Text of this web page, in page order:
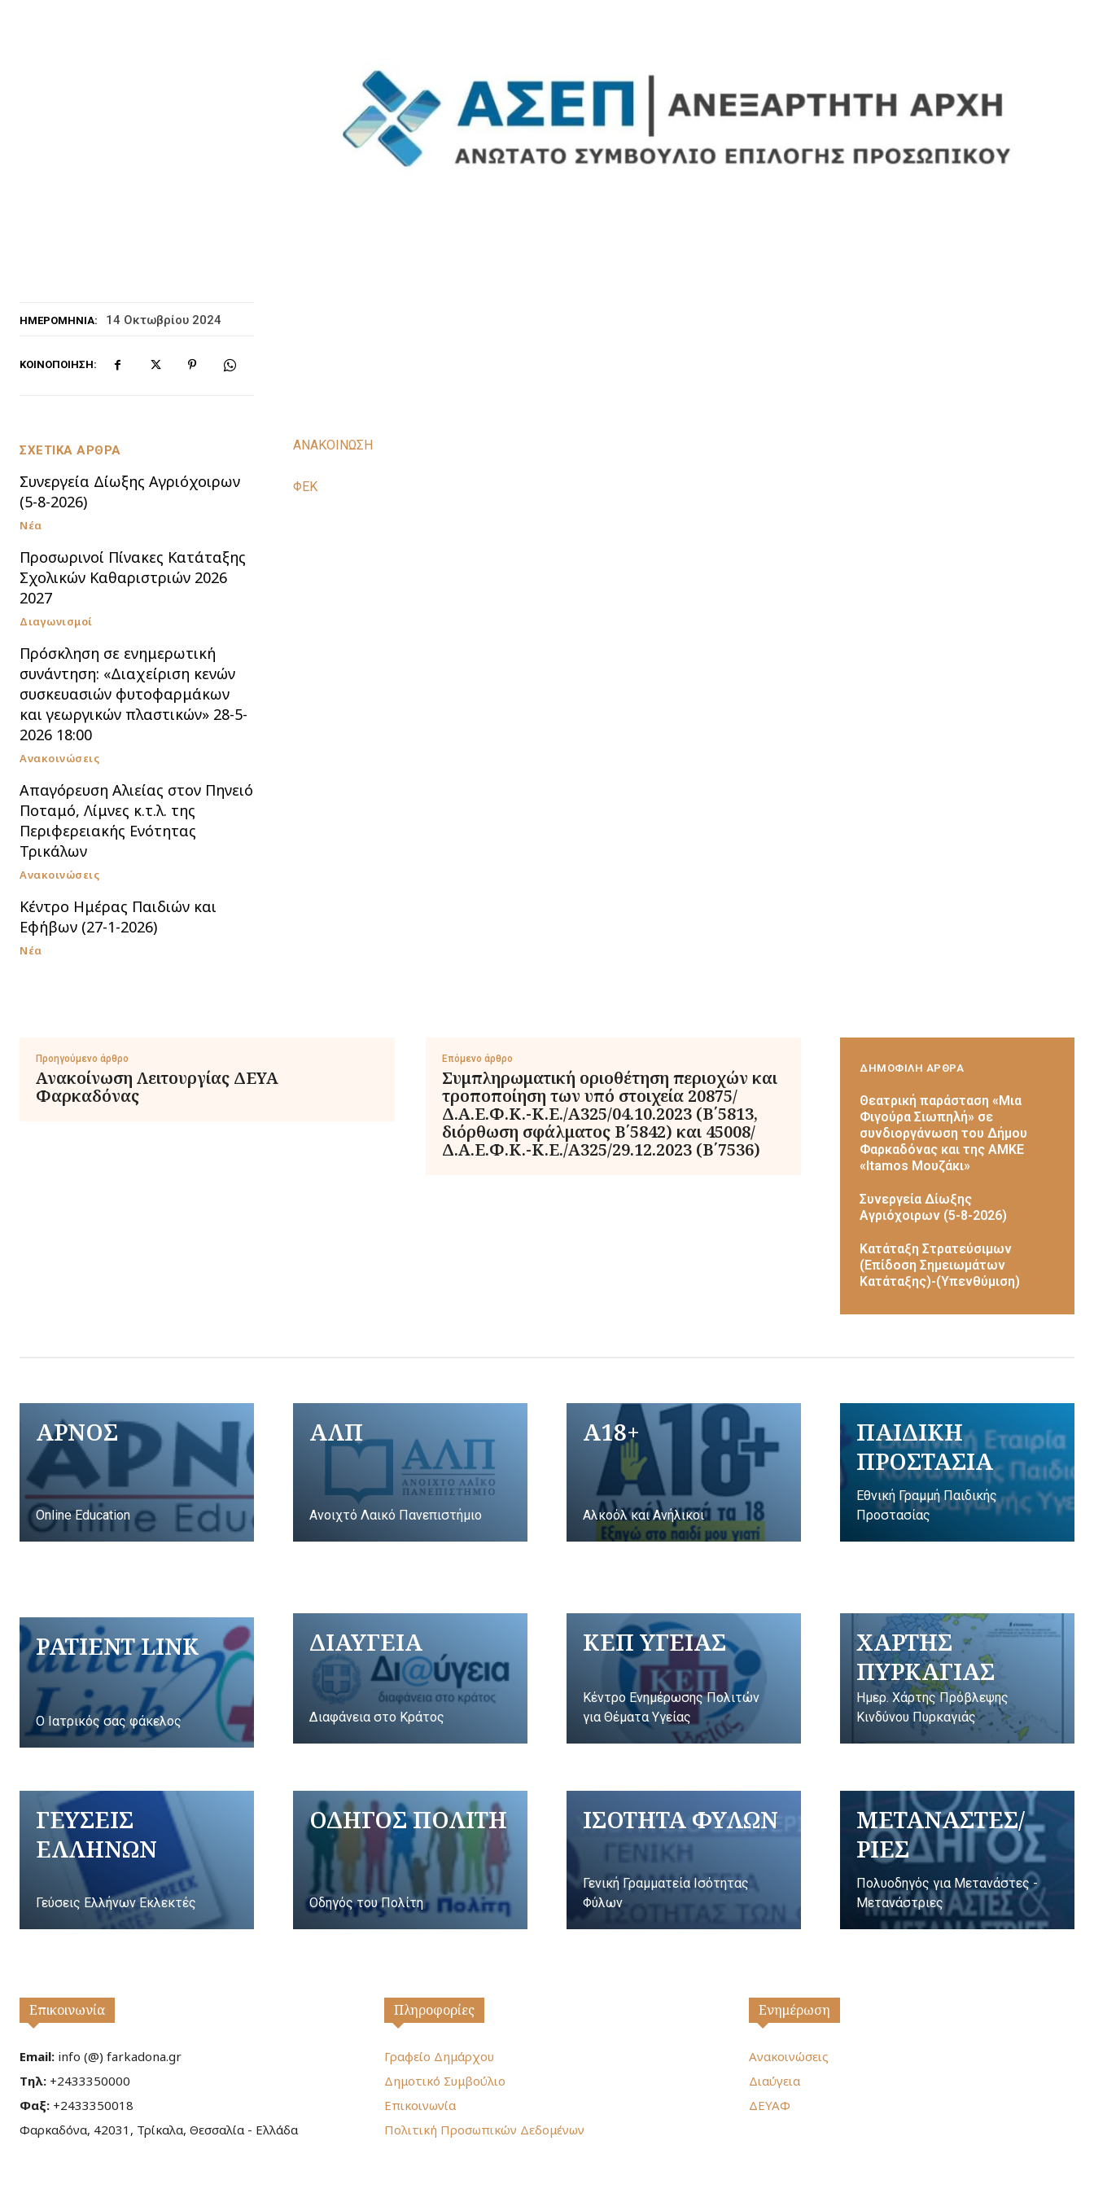
ΗΜΕΡΟΜΗΝΊΑ: 14 Οκτωβρίου 2024
ΚΟΙΝΟΠΟΊΗΣΗ:
ΣΧΕΤΙΚΑ ΑΡΘΡΑ
Συνεργεία Δίωξης Αγριόχοιρων
(5-8-2026)
Νέα
Προσωρινοί Πίνακες Κατάταξης
Σχολικών Καθαριστριών 2026
2027
Διαγωνισμοί
Πρόσκληση σε ενημερωτική
συνάντηση: «Διαχείριση κενών
συσκευασιών φυτοφαρμάκων
και γεωργικών πλαστικών» 28-5-
2026 18:00
Ανακοινώσεις
Απαγόρευση Αλιείας στον Πηνειό
Ποταμό, Λίμνες κ.τ.λ. της
Περιφερειακής Ενότητας
Τρικάλων
Ανακοινώσεις
Κέντρο Ημέρας Παιδιών και
Εφήβων (27-1-2026)
Νέα
ΑΝΑΚΟΙΝΩΣΗ
ΦΕΚ
Προηγούμενο άρθρο
Ανακοίνωση Λειτουργίας ΔΕΥΑ
Φαρκαδόνας
Επόμενο άρθρο
Συμπληρωματική οριοθέτηση περιοχών και
τροποποίηση των υπό στοιχεία 20875/
Δ.Α.Ε.Φ.Κ.-Κ.Ε./Α325/04.10.2023 (Β΄5813,
διόρθωση σφάλματος Β΄5842) και 45008/
Δ.Α.Ε.Φ.Κ.-Κ.Ε./Α325/29.12.2023 (Β΄7536)
ΔΗΜΟΦΙΛΗ ΑΡΘΡΑ
Θεατρική παράσταση «Μια
Φιγούρα Σιωπηλή» σε
συνδιοργάνωση του Δήμου
Φαρκαδόνας και της ΑΜΚΕ
«Itamos Μουζάκι»
Συνεργεία Δίωξης
Αγριόχοιρων (5-8-2026)
Κατάταξη Στρατεύσιμων
(Επίδοση Σημειωμάτων
Κατάταξης)-(Υπενθύμιση)
ΑΡΝΟΣ
Online Education
ΑΛΠ
Ανοιχτό Λαικό Πανεπιστήμιο
A18+
Αλκοόλ και Ανήλικοι
ΠΑΙΔΙΚΗ
ΠΡΟΣΤΑΣΙΑ
Εθνική Γραμμή Παιδικής
Προστασίας
PATIENT LINK
Ο Ιατρικός σας φάκελος
ΔΙΑΥΓΕΙΑ
Διαφάνεια στο Κράτος
ΚΕΠ ΥΓΕΙΑΣ
Κέντρο Ενημέρωσης Πολιτών
για Θέματα Υγείας
ΧΑΡΤΗΣ
ΠΥΡΚΑΓΙΑΣ
Ημερ. Χάρτης Πρόβλεψης
Κινδύνου Πυρκαγιάς
ΓΕΥΣΕΙΣ
ΕΛΛΗΝΩΝ
Γεύσεις Ελλήνων Εκλεκτές
ΟΔΗΓΟΣ ΠΟΛΙΤΗ
Οδηγός του Πολίτη
ΙΣΟΤΗΤΑ ΦΥΛΩΝ
Γενική Γραμματεία Ισότητας
Φύλων
ΜΕΤΑΝΑΣΤΕΣ/
ΡΙΕΣ
Πολυοδηγός για Μετανάστες -
Μετανάστριες
Επικοινωνία
Email: info (@) farkadona.gr
Τηλ: +2433350000
Φαξ: +2433350018
Φαρκαδόνα, 42031, Τρίκαλα, Θεσσαλία - Ελλάδα
Πληροφορίες
Γραφείο Δημάρχου
Δημοτικό Συμβούλιο
Επικοινωνία
Πολιτική Προσωπικών Δεδομένων
Ενημέρωση
Ανακοινώσεις
Διαύγεια
ΔΕΥΑΦ